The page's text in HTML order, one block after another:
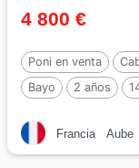
4 800 €
Poni en venta
Bayo
2 años
Francia Aube